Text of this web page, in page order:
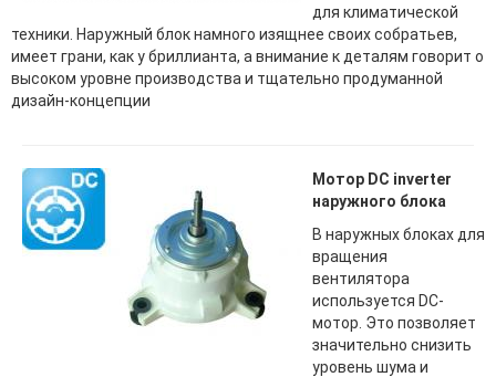
для климатической
техники. Наружный блок намного изящнее своих собратьев,
имеет грани, как у бриллианта, а внимание к деталям говорит о
высоком уровне производства и тщательно продуманной
дизайн-концепции
Мотор DC inverter
наружного блока
В наружных блоках для
вращения
вентилятора
используется DC-
мотор. Это позволяет
значительно снизить
уровень шума и